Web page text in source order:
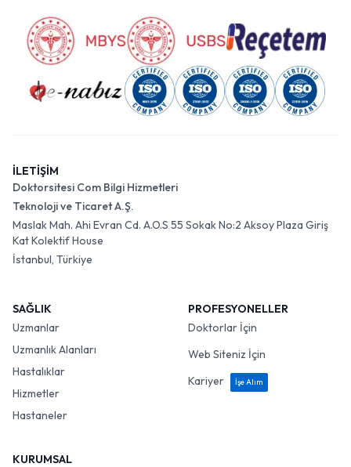
İLETİŞİM
Doktorsitesi Com Bilgi Hizmetleri
Teknoloji ve Ticaret A.Ş.
Maslak Mah. Ahi Evran Cd. A.O.S 55 Sokak No:2 Aksoy Plaza Giriş
Kat Kolektif House
İstanbul, Türkiye
SAĞLIK
Uzmanlar
Uzmanlık Alanları
Hastalıklar
Hizmetler
Hastaneler
PROFESYONELLER
Doktorlar İçin
Web Siteniz İçin
Kariyer
İşe Alım
KURUMSAL